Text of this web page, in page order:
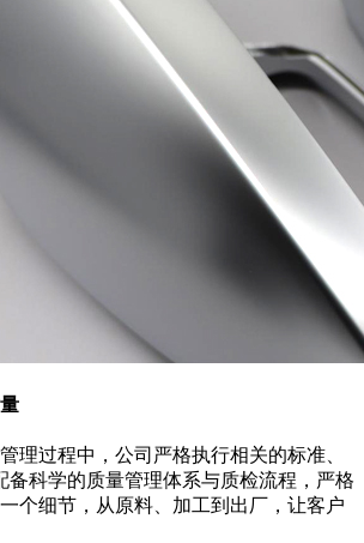
理过程中，公司严格执行相关的标准、
备科学的质量管理体系与质检流程，严格
个细节，从原料、加工到出厂，让客户